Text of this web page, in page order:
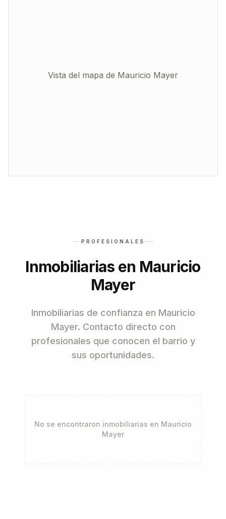
Vista del mapa de Mauricio Mayer
PROFESIONALES
Inmobiliarias en Mauricio
Mayer
Inmobiliarias de confianza en Mauricio
Mayer. Contacto directo con
profesionales que conocen el barrio y
sus oportunidades.
No se encontraron inmobiliarias en Mauricio
Mayer